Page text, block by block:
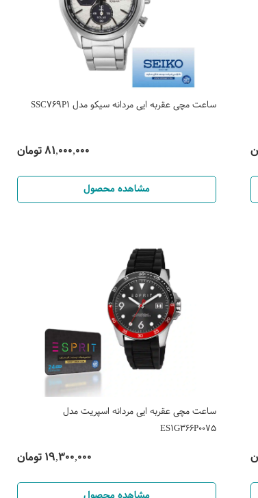
ساعت مچی عقربه ایی مردانه سیکو مدل SSC769P1
81,000,000 تومان
مشاهده محصول
ساعت مچی عقربه ایی مردانه اسپریت مدل
ES1G366P0075
19,300,000 تومان